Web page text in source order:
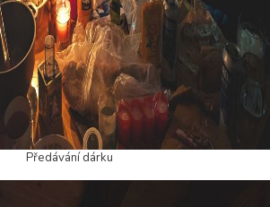
Předávání dárku